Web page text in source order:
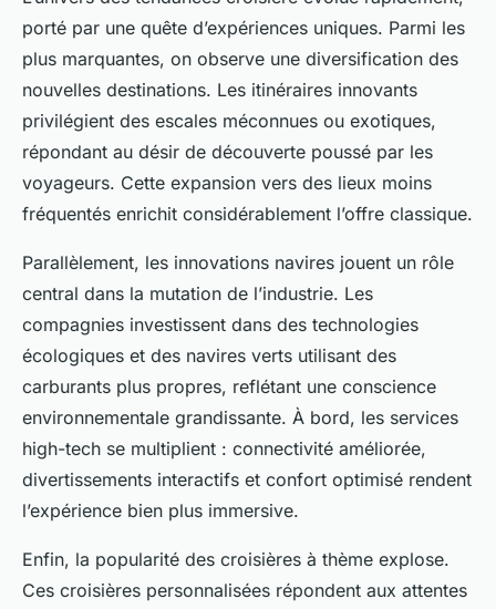
porté par une quête d’expériences uniques. Parmi les
plus marquantes, on observe une diversification des
nouvelles destinations. Les itinéraires innovants
privilégient des escales méconnues ou exotiques,
répondant au désir de découverte poussé par les
voyageurs. Cette expansion vers des lieux moins
fréquentés enrichit considérablement l’offre classique.
Parallèlement, les innovations navires jouent un rôle
central dans la mutation de l’industrie. Les
compagnies investissent dans des technologies
écologiques et des navires verts utilisant des
carburants plus propres, reflétant une conscience
environnementale grandissante. À bord, les services
high-tech se multiplient : connectivité améliorée,
divertissements interactifs et confort optimisé rendent
l’expérience bien plus immersive.
Enfin, la popularité des croisières à thème explose.
Ces croisières personnalisées répondent aux attentes